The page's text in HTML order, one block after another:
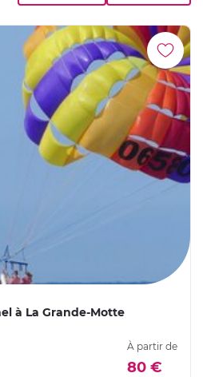
à La Grande-Motte
À partir de
80 €